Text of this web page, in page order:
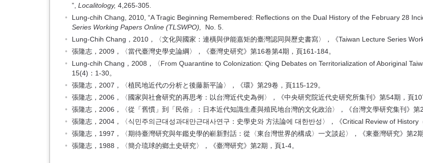
”, Localitology, 4,265-305.
Lung-chih Chang, 2010, “A Tragic Beginning Remembered: Reflections on the Dual History of the February 28
Series Working Papers Online (TLSWPO),
No. 5.
Lung-Chih Chang，2010，〈文化與國家：連橫與伊能嘉矩的臺灣認同與歷史書寫〉，《Taiwan Lecture Series
張隆志，2009，〈當代臺灣史學史論綱〉，《臺灣史研究》第16卷第4期，頁161-184。
Lung-chih Chang，2008，〈From Quarantine to Colonization: Qing Debates on Territorialization of Aboriginal
15(4)：1-30。
張隆志，2007，〈植民地近代の分析と後藤新平論〉，《環》第29卷，頁115-129。
張隆志，2006，〈國家與社會研究的再思考：以台灣近代史為例〉，《中央研究院近代史研究所集刊》第54期，頁
張隆志，2006，〈從「舊慣」到「民俗」：日本近代知識生產與殖民地台灣的文化政治〉，《台灣文學研究集刊》第
張隆志，2004，〈식민주의근대성과대만근대사연구：史學史와 方法論에 대한반성〉，《Critical Review of History
張隆志，1997，〈期待臺灣研究與年鑑史學的嶄新對話：從〈東台灣世界的構成〉一文談起〉，《東臺灣研究》第2期
張隆志，1988，〈簡介琉球的鄉土史研究〉，《臺灣研究》第2期，頁1-4。